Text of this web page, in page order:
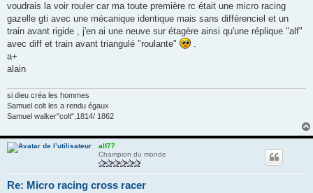
voudrais la voir rouler car ma toute première rc était une micro racing
gazelle gti avec une mécanique identique mais sans différenciel et un
train avant rigide , j'en ai une neuve sur étagère ainsi qu'une réplique "alf"
avec diff et train avant triangulé "roulante"
.
a+
alain
si dieu créa les hommes
Samuel colt les a rendu égaux
Samuel walker"colt",1814/ 1862
alf77
Champion du monde
Re: Micro racing cross racer